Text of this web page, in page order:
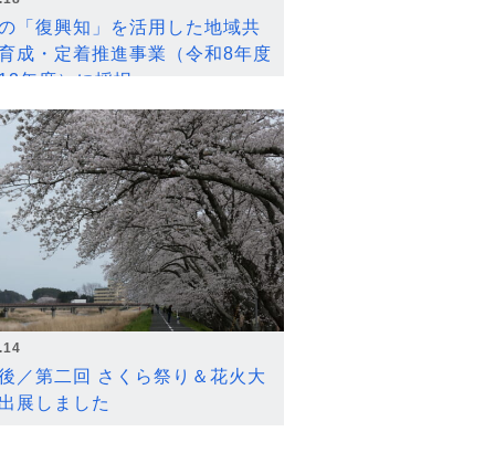
「復興知」を活用した地域共
成・定着推進事業（令和8年度
年度）に採択
／第二回 さくら祭り＆花火大
展しました